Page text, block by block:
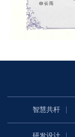
智慧共杆